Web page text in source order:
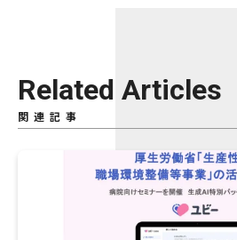
Related Articles
関連記事